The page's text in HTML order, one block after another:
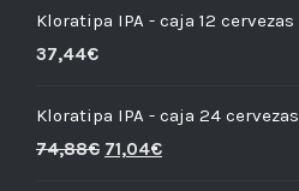
Kloratipa IPA - caja 12 cervezas
37,44€
Kloratipa IPA - caja 24 cervezas
74,88€ 71,04€